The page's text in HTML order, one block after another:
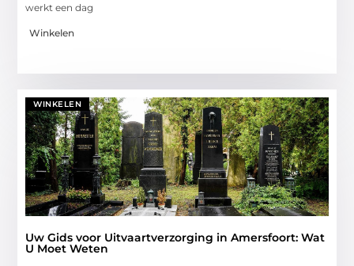
werkt een dag
Winkelen
WINKELEN
Uw Gids voor Uitvaartverzorging in Amersfoort: Wat
U Moet Weten